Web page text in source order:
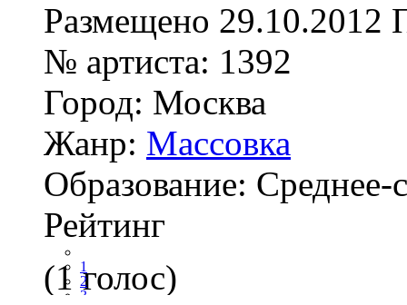
Размещено 29.10.2012
№ артиста: 1392
Город: Москва
Жанр: Массовка
Образование:
Рейтинг
1
2
3
(1 голос)